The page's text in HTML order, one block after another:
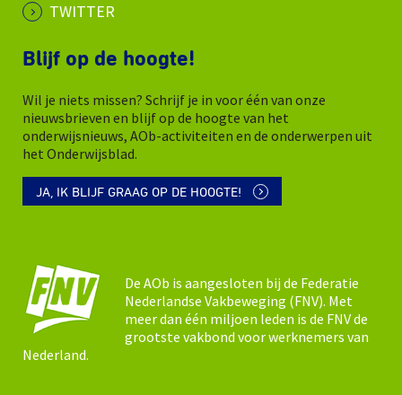
TWITTER
Blijf op de hoogte!
Wil je niets missen? Schrijf je in voor één van onze
nieuwsbrieven en blijf op de hoogte van het
onderwijsnieuws, AOb-activiteiten en de onderwerpen uit
het Onderwijsblad.
JA, IK BLIJF GRAAG OP DE HOOGTE!
De AOb is aangesloten bij de Federatie
Nederlandse Vakbeweging (FNV). Met
meer dan één miljoen leden is de FNV de
grootste vakbond voor werknemers van
Nederland.